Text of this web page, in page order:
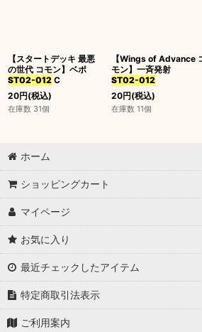
絞り込む
【スタートデッキ 最悪
の世代 コモン】ベポ
ST02-012 C
20円(税込)
在庫数 31個
【Wings of Advance
モン】一斉発射
ST02-012
20円(税込)
在庫数 11個
ホーム
ショッピングカート
マイページ
お気に入り
最近チェックしたアイテム
特定商取引法表示
ご利用案内